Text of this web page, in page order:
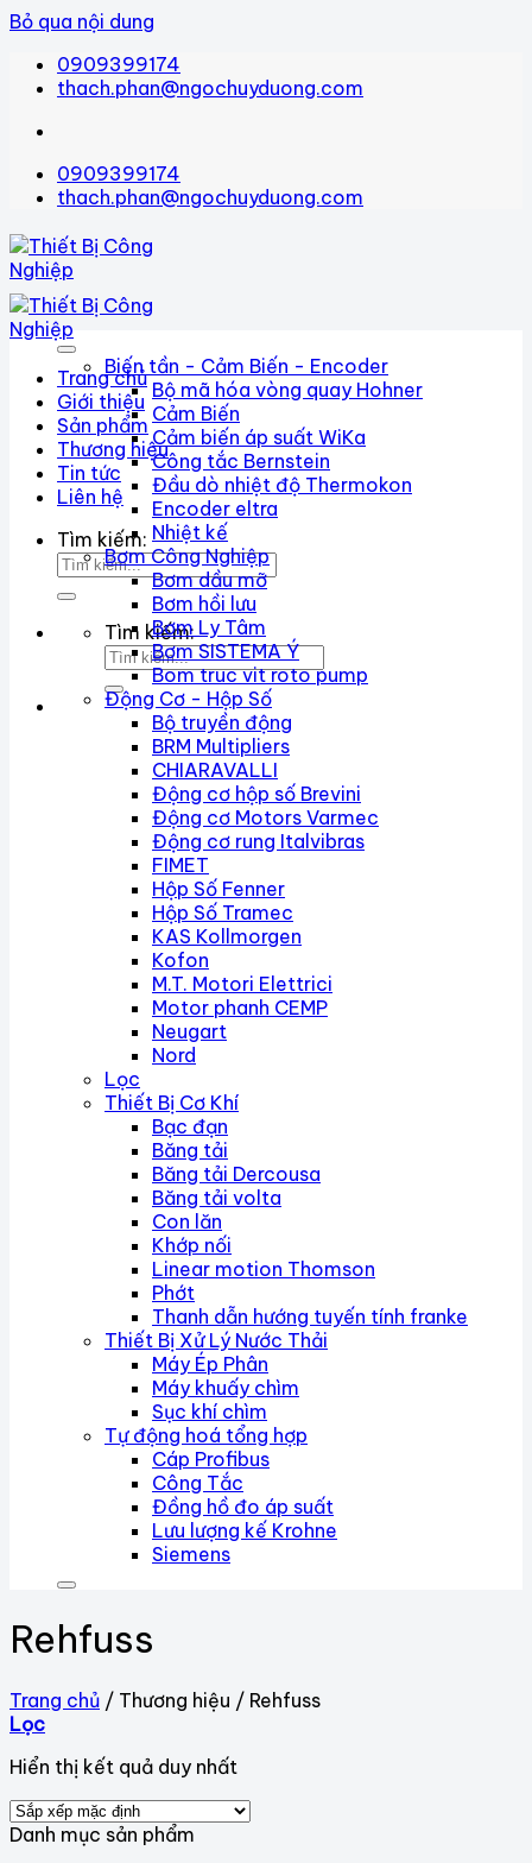
Bỏ qua nội dung
0909399174
thach.phan@ngochuyduong.com
0909399174
thach.phan@ngochuyduong.com
Trang chủ
Giới thiệu
Sản phẩm
Thương hiệu
Tin tức
Liên hệ
Tìm kiếm:
Tìm kiếm:
Biến tần - Cảm Biến - Encoder
Bộ mã hóa vòng quay Hohner
Cảm Biến
Cảm biến áp suất WiKa
Công tắc Bernstein
Đầu dò nhiệt độ Thermokon
Encoder eltra
Nhiệt kế
Bơm Công Nghiệp
Bơm dầu mỡ
Bơm hồi lưu
Bơm Ly Tâm
Bơm SISTEMA Ý
Bom truc vit roto pump
Động Cơ - Hộp Số
Bộ truyền động
BRM Multipliers
CHIARAVALLI
Động cơ hộp số Brevini
Động cơ Motors Varmec
Động cơ rung Italvibras
FIMET
Hộp Số Fenner
Hộp Số Tramec
KAS Kollmorgen
Kofon
M.T. Motori Elettrici
Motor phanh CEMP
Neugart
Nord
Lọc
Thiết Bị Cơ Khí
Bạc đạn
Băng tải
Băng tải Dercousa
Băng tải volta
Con lăn
Khớp nối
Linear motion Thomson
Phớt
Thanh dẫn hướng tuyến tính franke
Thiết Bị Xử Lý Nước Thải
Máy Ép Phân
Máy khuấy chìm
Sục khí chìm
Tự động hoá tổng hợp
Cáp Profibus
Công Tắc
Đồng hồ đo áp suất
Lưu lượng kế Krohne
Siemens
Rehfuss
Trang chủ / Thương hiệu / Rehfuss
Lọc
Hiển thị kết quả duy nhất
Danh mục sản phẩm